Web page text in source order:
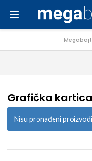
Grafička kartica
Nisu pronađeni